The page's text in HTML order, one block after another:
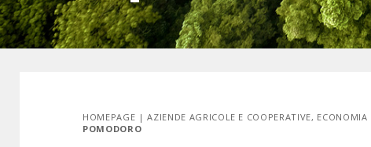
HOMEPAGE |AZIENDE AGRICOLE E COOPERATIVE, ECONOMIA
POMODORO